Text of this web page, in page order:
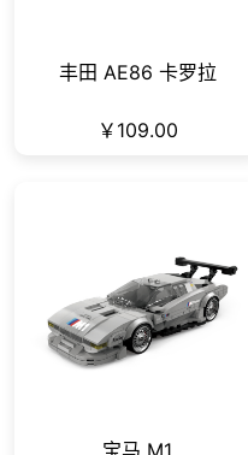
丰田 AE86 卡罗拉
￥109.00